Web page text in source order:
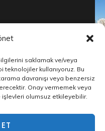
saklamak ve/veya
teknolojiler kullanıyoruz. Bu
davranışı veya benzersiz
Onay vermemek veya
işlevleri olumsuz etkileyebilir.
İnşaat Şirketleri
| Tarafından
Tarafından
Privacy Policy